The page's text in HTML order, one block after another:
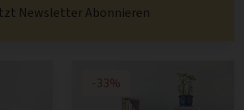
Newsletter Abonnieren
-33%